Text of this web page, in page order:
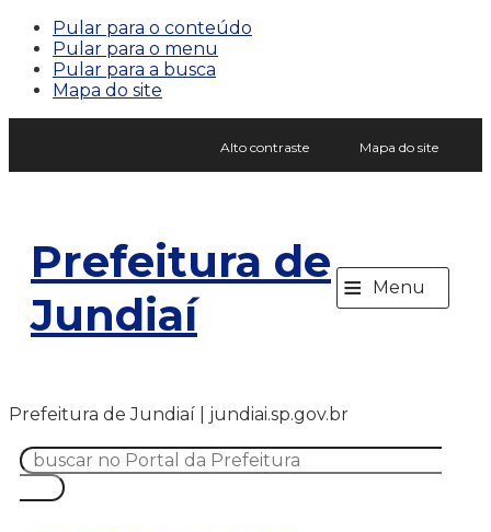
Pular para o conteúdo
Pular para o menu
Pular para a busca
Mapa do site
Alto contraste Mapa do site
Prefeitura de
Jundiaí
≡ Menu
Prefeitura de Jundiaí | jundiai.sp.gov.br